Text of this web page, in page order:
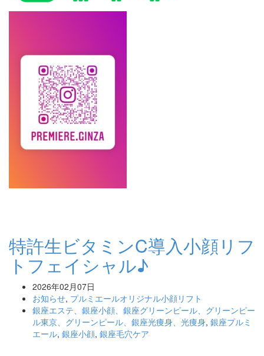
特許生ビタミンC導入小顔リフ
トフェイシャル♪
2026年02月07日
お知らせ, プルミエールオリジナル小顔リフト
銀座エステ、銀座小顔、銀座グリーンピール、グリーンピー
ル東京、グリーンピール、銀座光痩身、光痩身, 銀座プルミ
エール, 銀座小顔, 銀座毛穴ケア